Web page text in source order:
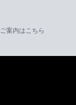
案内はこちら